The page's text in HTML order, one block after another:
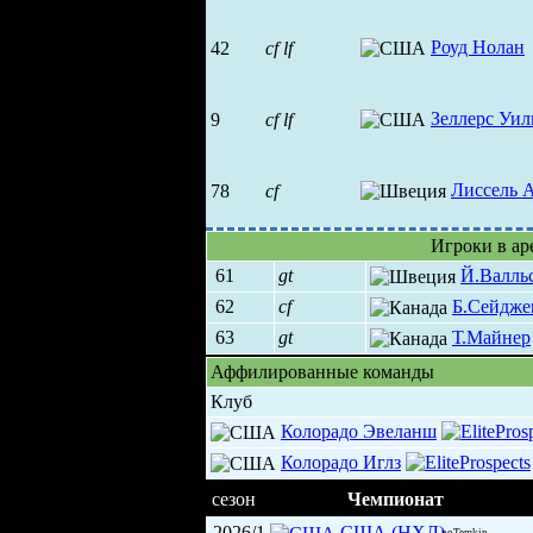
42 cf lf Роуд Нолан
9 cf lf Зеллерс
78 cf Лиссель
Игроки в
61
gt
62
cf
63
gt Т.Майнер
Аффилированные команды
Клуб
Колорадо Эвеланш
Колорадо Иглз
сезон
Чемпионат